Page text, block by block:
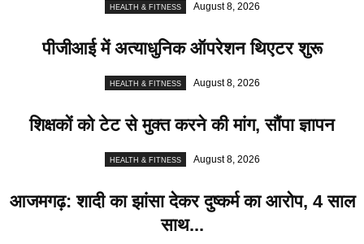
HEALTH & FITNESS August 8, 2026
पीजीआई में अत्याधुनिक ऑपरेशन थिएटर शुरू
HEALTH & FITNESS August 8, 2026
शिक्षकों को टेट से मुक्त करने की मांग, सौंपा ज्ञापन
HEALTH & FITNESS August 8, 2026
आजमगढ़: शादी का झांसा देकर दुष्कर्म का आरोप, 4 साल
साथ...